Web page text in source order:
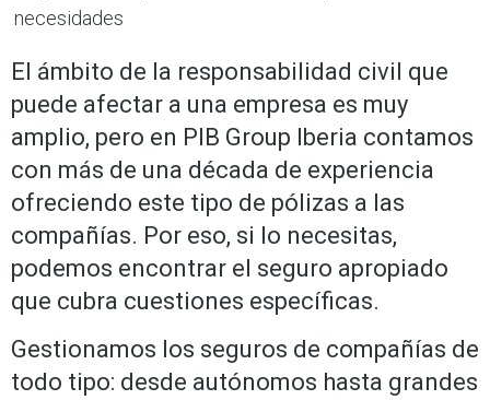
necesidades
El ámbito de la responsabilidad civil que
puede afectar a una empresa es muy
amplio, pero en PIB Group Iberia contamos
con más de una década de experiencia
ofreciendo este tipo de pólizas a las
compañías. Por eso, si lo necesitas,
podemos encontrar el seguro apropiado
que cubra cuestiones específicas.
Gestionamos los seguros de compañías de
todo tipo: desde autónomos hasta grandes